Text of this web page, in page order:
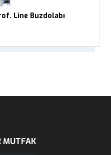
Line Buzdolabı
MUTFAK